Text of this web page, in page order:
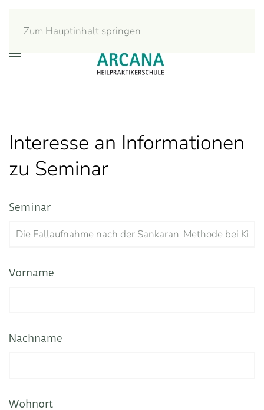
Zum Hauptinhalt springen
Interesse an Informationen
zu Seminar
Seminar
Vorname
Nachname
Wohnort